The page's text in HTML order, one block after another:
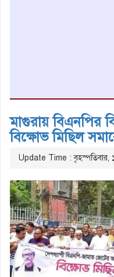
মাগুরায় বিএনপির
বিক্ষোভ মিছিল
Update Time : বৃহস্পতিবার,